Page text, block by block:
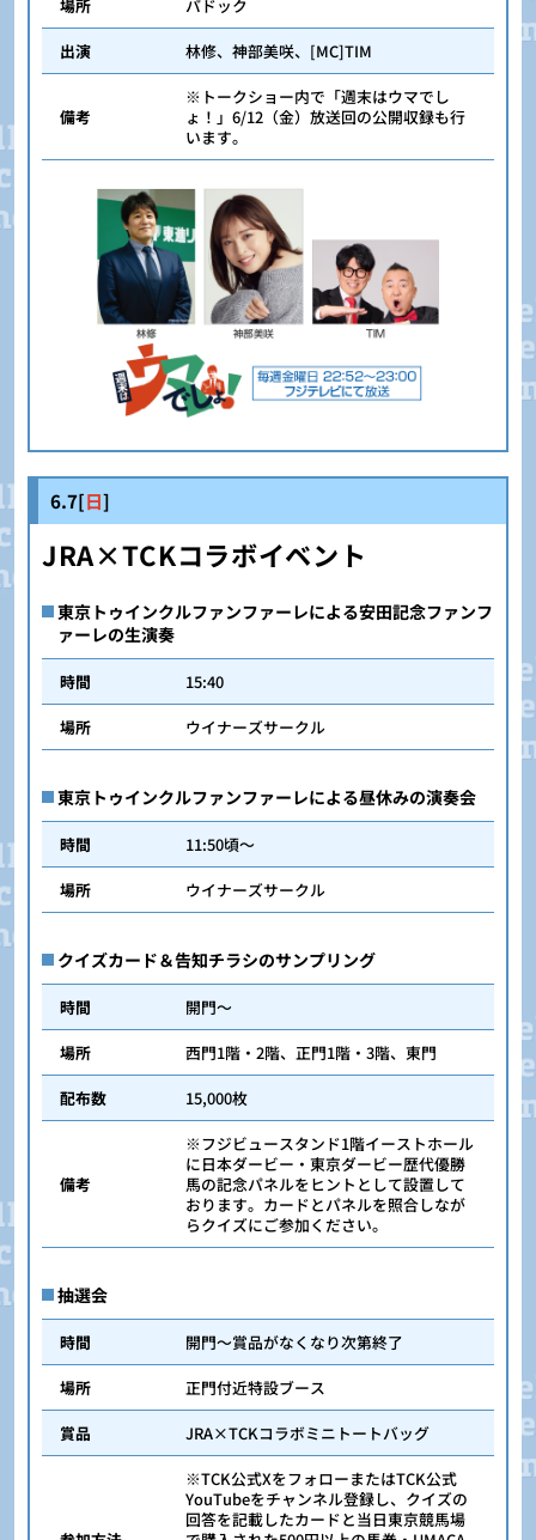
場所
パドック
出演
林修、神部美咲、[MC]TIM
備考
※トークショー内で「週末はウマでし
ょ！」6/12（金）放送回の公開収録も行
います。
6.7[日]
JRA×TCKコラボイベント
東京トゥインクルファンファーレによる安田記念ファンフ
ァーレの生演奏
時間
15:40
場所
ウイナーズサークル
東京トゥインクルファンファーレによる昼休みの演奏会
時間
11:50頃～
場所
ウイナーズサークル
クイズカード＆告知チラシのサンプリング
時間
開門～
場所
西門1階・2階、正門1階・3階、東門
配布数
15,000枚
備考
※フジビュースタンド1階イーストホール
に日本ダービー・東京ダービー歴代優勝
馬の記念パネルをヒントとして設置して
おります。カードとパネルを照合しなが
らクイズにご参加ください。
抽選会
時間
開門～賞品がなくなり次第終了
場所
正門付近特設ブース
賞品
JRA×TCKコラボミニトートバッグ
※TCK公式XをフォローまたはTCK公式
YouTubeをチャンネル登録し、クイズの
回答を記載したカードと当日東京競馬場